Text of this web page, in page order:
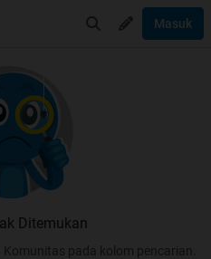
Masuk
Ditemukan
pada kolom pencarian.